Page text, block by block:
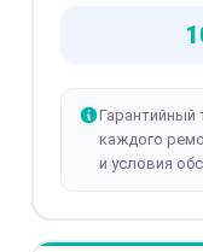
Гарантийный
каждого
и условия